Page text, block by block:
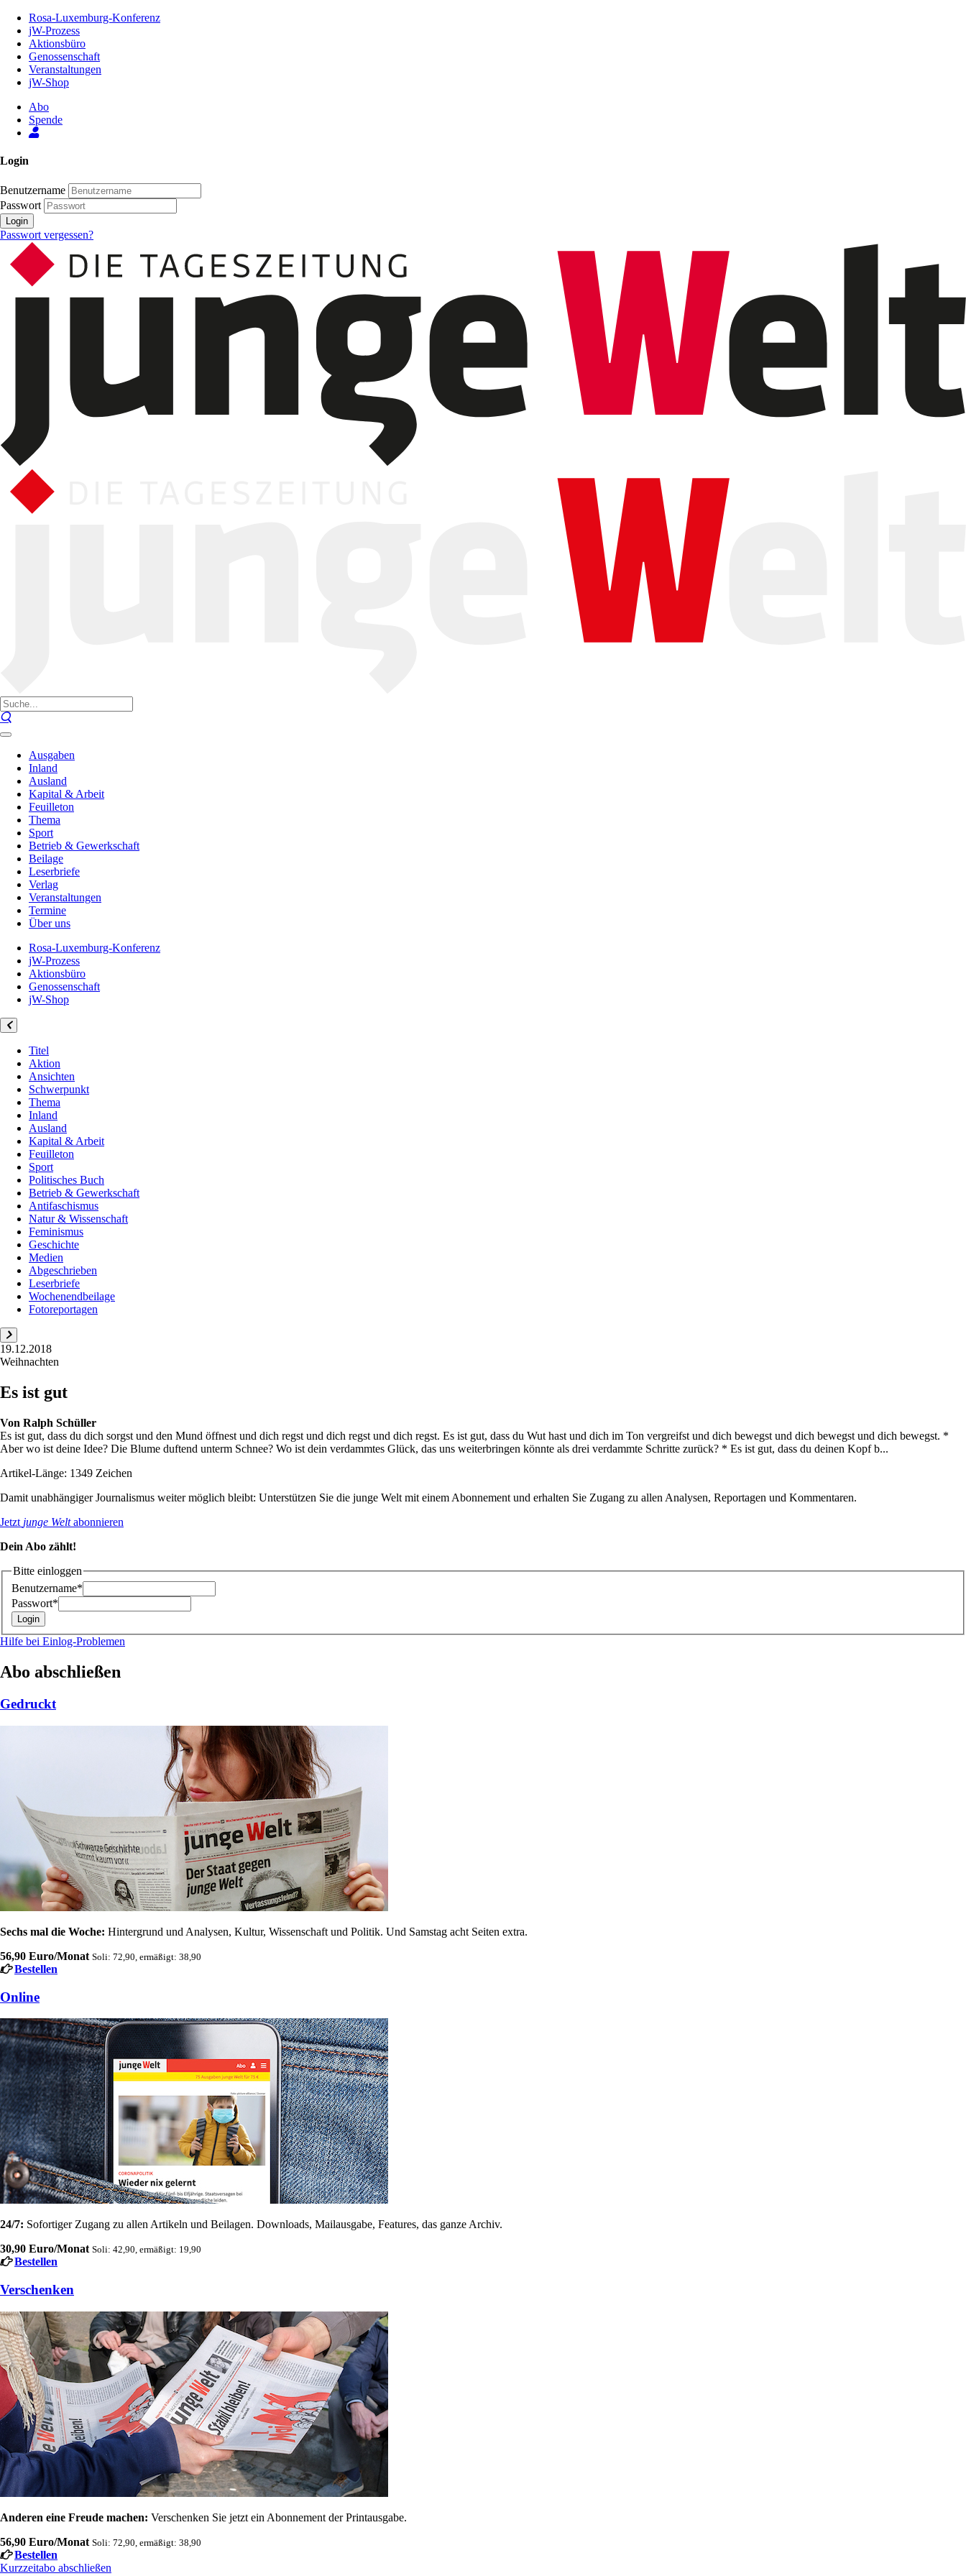
Inhalt
Seite
Rosa-Luxemburg-Konferenz
jW-Prozess
Aktionsbüro
Genossenschaft
Veranstaltungen
jW-Shop
Abo
Spende
Login
Benutzername
Passwort
Login
Passwort vergessen?
Ausgaben
Inland
Ausland
Kapital & Arbeit
Feuilleton
Thema
Sport
Betrieb & Gewerkschaft
Beilage
Leserbriefe
Verlag
Veranstaltungen
Termine
Über uns
Rosa-Luxemburg-Konferenz
jW-Prozess
Aktionsbüro
Genossenschaft
jW-Shop
Titel
Aktion
Ansichten
Schwerpunkt
Thema
Inland
Ausland
Kapital & Arbeit
Feuilleton
Sport
Politisches Buch
Betrieb & Gewerkschaft
Antifaschismus
Natur & Wissenschaft
Feminismus
Geschichte
Medien
Abgeschrieben
Leserbriefe
Wochenendbeilage
Fotoreportagen
19.12.2018
Weihnachten
Es ist gut
Von Ralph Schüller
Es ist gut, dass du dich sorgst und den Mund öffnest und dich regst und dich regst und dich regst. Es ist gut, dass du Wut hast und dich im Ton vergreifst und dich bewegst und dich bewegst und dich bewegst. *
Aber wo ist deine Idee? Die Blume duftend unterm Schnee? Wo ist dein verdammtes Glück, das uns weiterbringen könnte als drei verdammte Schritte zurück? * Es ist gut, dass du deinen Kopf b...
Artikel-Länge: 1349 Zeichen
Damit unabhängiger Journalismus weiter möglich bleibt: Unterstützen Sie die junge Welt mit einem Abonnement und erhalten Sie Zugang zu allen Analysen, Reportagen und Kommentaren.
Jetzt junge Weltabonnieren
Dein Abo zählt!
Bitte einloggen
Benutzername*
Passwort*
Hilfe bei Einlog-Problemen
Abo abschließen
Gedruckt
Sechs mal die Woche: Hintergrund und Analysen, Kultur, Wissenschaft und Politik. Und Samstag acht Seiten extra.
56,90 Euro/Monat Soli: 72,90, ermäßigt: 38,90
Bestellen
Online
24/7: Sofortiger Zugang zu allen Artikeln und Beilagen. Downloads, Mailausgabe, Features, das ganze Archiv.
30,90 Euro/Monat Soli: 42,90, ermäßigt: 19,90
Bestellen
Verschenken
Anderen eine Freude machen: Verschenken Sie jetzt ein Abonnement der Printausgabe.
56,90 Euro/Monat Soli: 72,90, ermäßigt: 38,90
Bestellen
Kurzzeitabo abschließen